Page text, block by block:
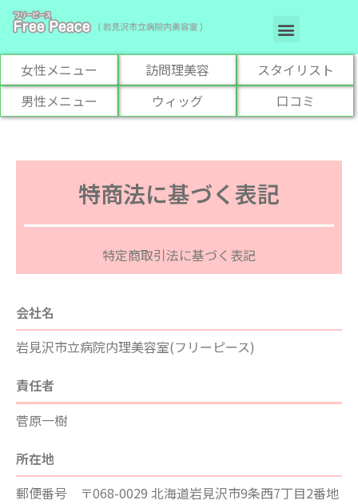
女性メニュー 訪問理美容
スタイリスト
男性メニュー
ウィッグ 口コミ
特商法に基づく表記
特定商取引法に基づく表記
会社名
岩見沢市立病院内理美容室(フリーピース)
責任者
菅原一樹
所在地
郵便番号 〒068-0029 北海道岩見沢市9条西7丁目2番地